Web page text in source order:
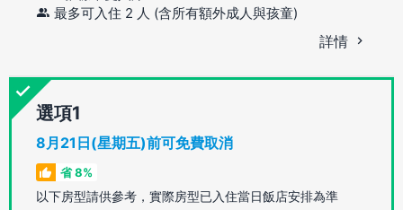
最多可入住 2 人 (含所有額外成人與孩童)
詳情
選項
8月21日(星期五)前可免費取消
省 8%
以下房型請供參考，實際房型已入住當日飯店安排為準